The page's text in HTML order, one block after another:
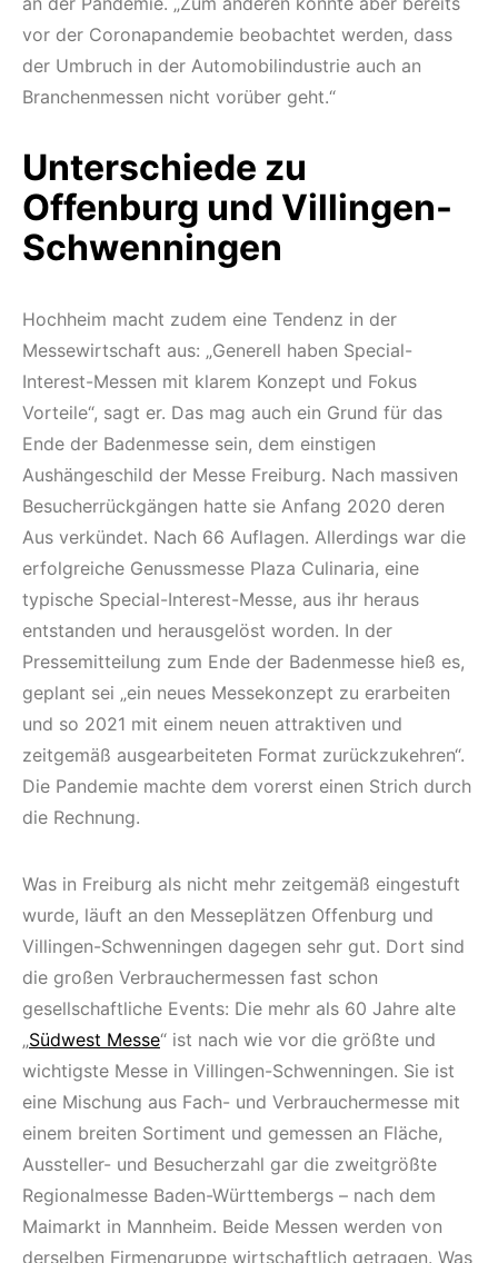
vor der Coronapandemie beobachtet werden, dass
der Umbruch in der Automobilindustrie auch an
Branchenmessen nicht vorüber geht.“
Unterschiede zu
Offenburg und Villingen-
Schwenningen
Hochheim macht zudem eine Tendenz in der
Messewirtschaft aus: „Generell haben Special-
Interest-Messen mit klarem Konzept und Fokus
Vorteile“, sagt er. Das mag auch ein Grund für das
Ende der Badenmesse sein, dem einstigen
Aushängeschild der Messe Freiburg. Nach massiven
Besucherrückgängen hatte sie Anfang 2020 deren
Aus verkündet. Nach 66 Auflagen. Allerdings war die
erfolgreiche Genussmesse Plaza Culinaria, eine
typische Special-Interest-Messe, aus ihr heraus
entstanden und herausgelöst worden. In der
Pressemitteilung zum Ende der Badenmesse hieß es,
geplant sei „ein neues Messekonzept zu erarbeiten
und so 2021 mit einem neuen attraktiven und
zeitgemäß ausgearbeiteten Format zurückzukehren“.
Die Pandemie machte dem vorerst einen Strich durch
die Rechnung.
Was in Freiburg als nicht mehr zeitgemäß eingestuft
wurde, läuft an den Messeplätzen Offenburg und
Villingen-Schwenningen dagegen sehr gut. Dort sind
die großen Verbrauchermessen fast schon
gesellschaftliche Events: Die mehr als 60 Jahre alte
„Südwest Messe“ ist nach wie vor die größte und
wichtigste Messe in Villingen-Schwenningen. Sie ist
eine Mischung aus Fach- und Verbrauchermesse mit
einem breiten Sortiment und gemessen an Fläche,
Aussteller- und Besucherzahl gar die zweitgrößte
Regionalmesse Baden-Württembergs – nach dem
Maimarkt in Mannheim. Beide Messen werden von
derselben Firmengruppe wirtschaftlich getragen. Was